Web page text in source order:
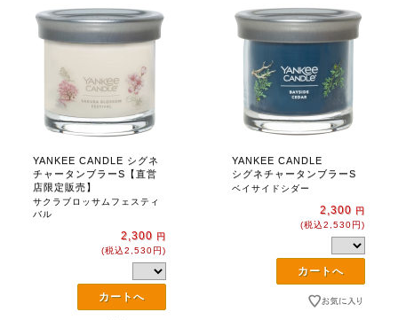
YANKEE CANDLE シグネ
チャータンブラーS【直営
店限定販売】
サクラブロッサムフェスティ
バル
2,300 円
(税込2,530円)
YANKEE CANDLE
シグネチャータンブラーS
ベイサイドシダー
2,300 円
(税込2,530円)